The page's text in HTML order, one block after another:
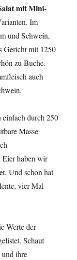
mit Mini-
Im
und Schwein,
Gericht mit 1250
zu Buche.
auch
einfach durch 250
Masse
Eier haben wir
Und schon hat
vier Mal
Werte der
Schaut
und ihre